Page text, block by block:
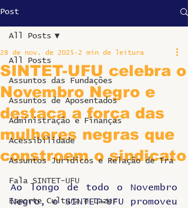
Post
All Posts
Assuntos das Fundações
Assuntos de Aposentados
Administração e Finanças
Acessibilidade
Assuntos Jurídicos e Relação de Tra
Fala SINTET-UFU
Esporte Cultura e Lazer
All Posts
SINTET-UFU celebra o
Novembro Negro e
destaca a força das
mulheres negras que
constroem o sindicato
28 de nov. de 2025 2 min de leitura
Ao longo de todo o Novembro
Negro, o SINTET-UFU promoveu